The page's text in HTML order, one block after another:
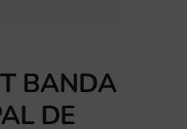
BANDA
DE